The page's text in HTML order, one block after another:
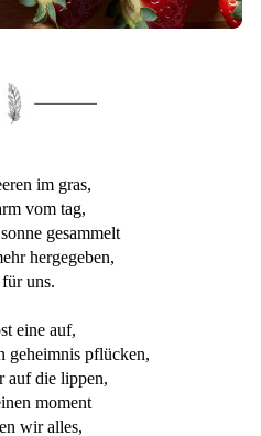
im gras,
vom tag,
gesammelt
hergegeben,
uns.
eine auf,
geheimnis pflücken,
auf die lippen,
moment
wir alles,